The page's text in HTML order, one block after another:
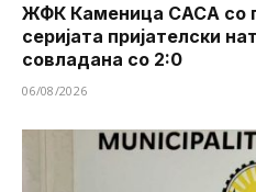
ЖФК Каменица САСА со
серијата пријателски
совладана со 2:0
06/08/2026